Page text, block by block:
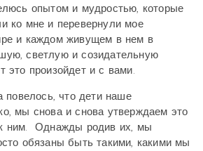
опытом и мудростью, которые
ко мне и перевернули мое
и каждом живущем в нем в
светлую и созидательную
это произойдет и с вами.
что дети наше
мы снова и снова утверждаем это
ним. Однажды родив их, мы
обязаны быть такими, какими мы